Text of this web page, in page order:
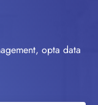
opta data